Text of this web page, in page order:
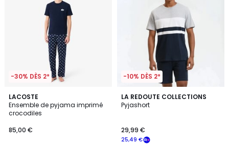
-30% DÈS 2*
LACOSTE
Ensemble de pyjama imprimé
crocodiles
85,00 €
-10% DÈS 2*
LA REDOUTE COLLECTIONS
Pyjashort
25,49 €
29,99 €
4,8
/ 5